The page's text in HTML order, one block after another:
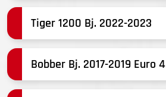
Tiger 1200 Bj. 2022-2023
Bobber Bj. 2017-2019 Euro 4